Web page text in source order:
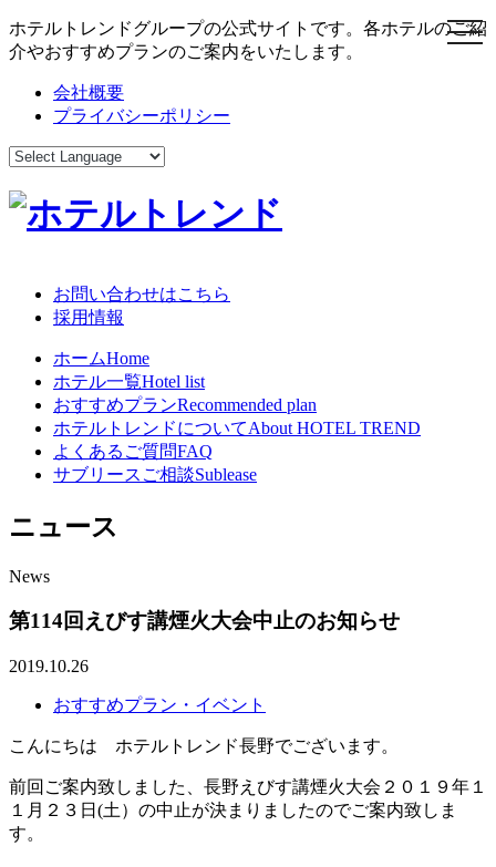
ホテルトレンドグループの公式サイトです。各ホテルのご紹
介やおすすめプランのご案内をいたします。
会社概要
プライバシーポリシー
お問い合わせはこちら
採用情報
ホームHome
ホテル一覧Hotel list
おすすめプランRecommended plan
ホテルトレンドについてAbout HOTEL TREND
よくあるご質問FAQ
サブリースご相談Sublease
ニュース
News
第114回えびす講煙火大会中止のお知らせ
2019.10.26
おすすめプラン・イベント
こんにちは ホテルトレンド長野でございます。
前回ご案内致しました、長野えびす講煙火大会２０１９年１
１月２３日(土）の中止が決まりましたのでご案内致しま
す。